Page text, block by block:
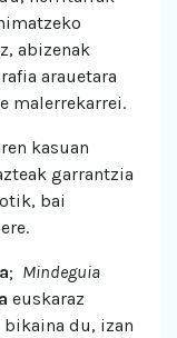
abizenak
arauetara
malerrekarrei.
kasuan
garrantzia
bai
; Mindeguia
euskaraz
du, izan